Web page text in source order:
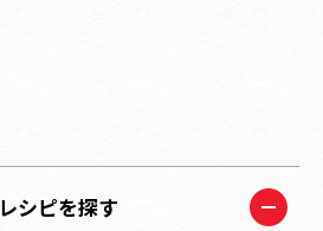
レシピを探す